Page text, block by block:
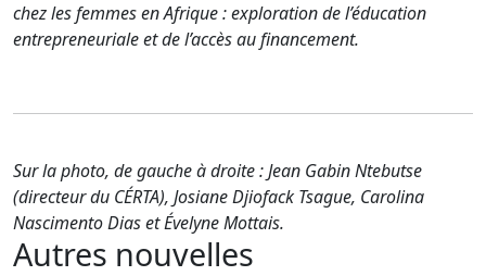
chez les femmes en Afrique : exploration de l’éducation
entrepreneuriale et de l’accès au financement.
Sur la photo, de gauche à droite : Jean Gabin Ntebutse
(directeur du CÉRTA), Josiane Djiofack Tsague, Carolina
Nascimento Dias et Évelyne Mottais.
Autres nouvelles